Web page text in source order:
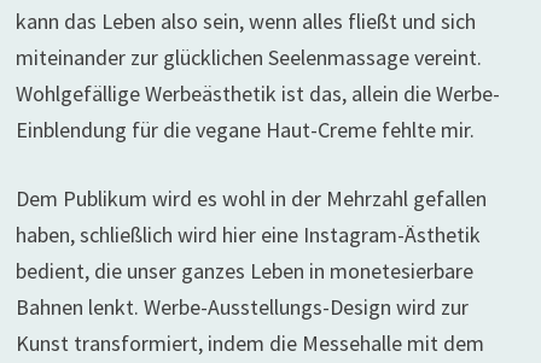
kann das Leben also sein, wenn alles fließt und sich
miteinander zur glücklichen Seelenmassage vereint.
Wohlgefällige Werbeästhetik ist das, allein die Werbe-
Einblendung für die vegane Haut-Creme fehlte mir.
Dem Publikum wird es wohl in der Mehrzahl gefallen
haben, schließlich wird hier eine Instagram-Ästhetik
bedient, die unser ganzes Leben in monetesierbare
Bahnen lenkt. Werbe-Ausstellungs-Design wird zur
Kunst transformiert, indem die Messehalle mit dem